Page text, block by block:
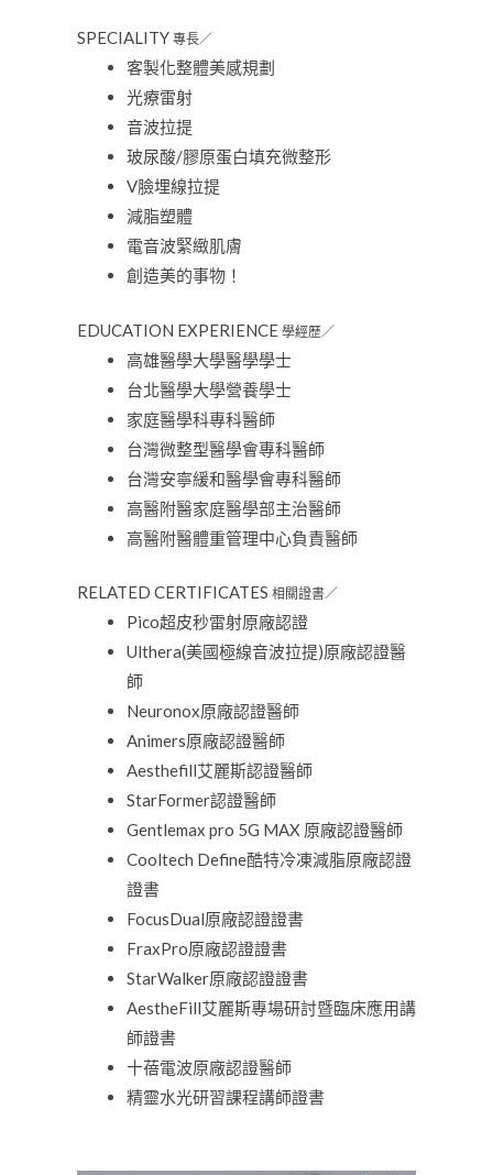
SPECIALITY 專長／
客製化整體美感規劃
光療雷射
音波拉提
玻尿酸/膠原蛋白填充微整形
V臉埋線拉提
減脂塑體
電音波緊緻肌膚
創造美的事物！
EDUCATION EXPERIENCE 學經歷／
高雄醫學大學醫學學士
台北醫學大學營養學士
家庭醫學科專科醫師
台灣微整型醫學會專科醫師
台灣安寧緩和醫學會專科醫師
高醫附醫家庭醫學部主治醫師
高醫附醫體重管理中心負責醫師
RELATED CERTIFICATES 相關證書／
Pico超皮秒雷射原廠認證
Ulthera(美國極線音波拉提)原廠認證醫
師
Neuronox原廠認證醫師
Animers原廠認證醫師
Aesthefill艾麗斯認證醫師
StarFormer認證醫師
Gentlemax pro 5G MAX 原廠認證醫師
Cooltech Define酷特冷凍減脂原廠認證
證書
FocusDual原廠認證證書
FraxPro原廠認證證書
StarWalker原廠認證證書
AestheFill艾麗斯專場研討暨臨床應用講
師證書
十蓓電波原廠認證醫師
精靈水光研習課程講師證書